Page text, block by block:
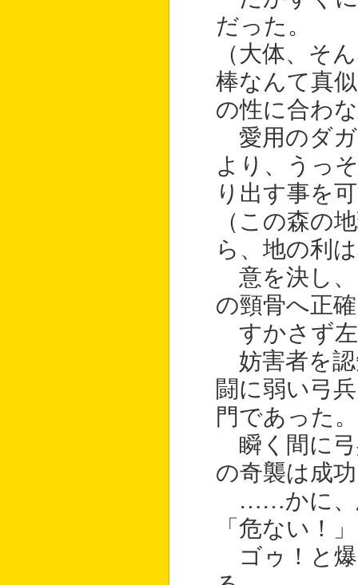
だった。
（大体、そ
棒なんて真
の性に合わ
愛用のダガ
より、うっ
り出す事を
（この森の
ら、地の利
意を決し、
の頸骨へ正
すかさず左
妨害者を認
闘に弱い弓
門であった。
瞬く間に弓
の奇襲は成
……かに、
「危ない！」
ゴゥ！と爆